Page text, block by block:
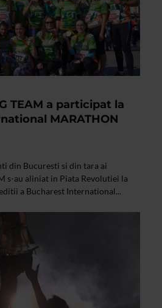
TEAM a participat la
MARATHON
din Bucuresti si din tara ai
s-au aliniat in Piata Revolutiei la
a Bucharest International...